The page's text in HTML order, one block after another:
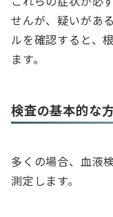
せんが、疑いがあ
ルを確認すると、
ます。
検査の基本的な
多くの場合、血液
測定します。